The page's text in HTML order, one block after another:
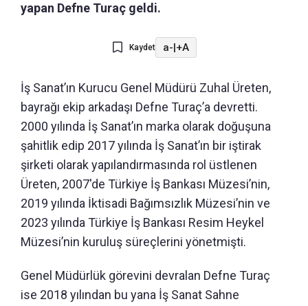
yapan Defne Turaç geldi.
Kaydet a-|+A
İş Sanat’ın Kurucu Genel Müdürü Zuhal Üreten,
bayrağı ekip arkadaşı Defne Turaç’a devretti.
2000 yılında İş Sanat’ın marka olarak doğuşuna
şahitlik edip 2017 yılında İş Sanat’ın bir iştirak
şirketi olarak yapılandırmasında rol üstlenen
Üreten, 2007'de Türkiye İş Bankası Müzesi’nin,
2019 yılında İktisadi Bağımsızlık Müzesi’nin ve
2023 yılında Türkiye İş Bankası Resim Heykel
Müzesi’nin kuruluş süreçlerini yönetmişti.
Genel Müdürlük görevini devralan Defne Turaç
ise 2018 yılından bu yana İş Sanat Sahne